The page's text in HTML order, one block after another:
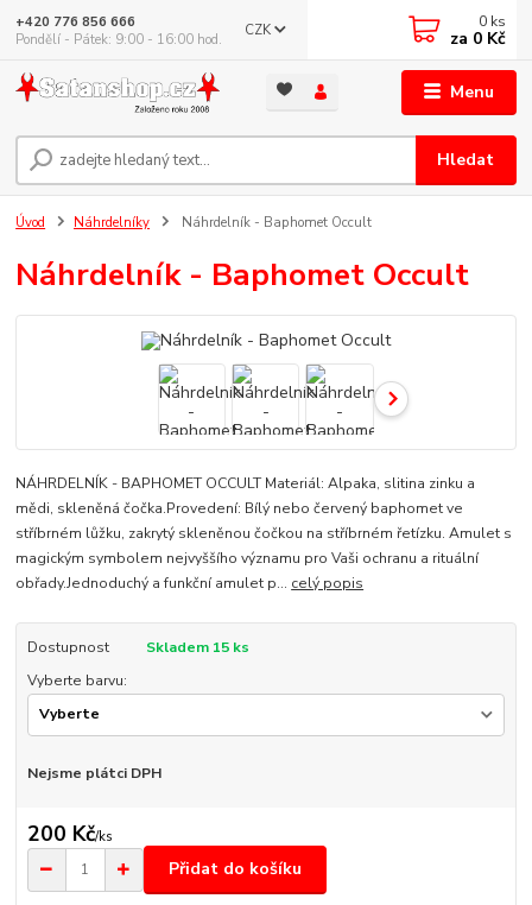
Menu
CZK
Hledat
+420 776 856 666
Pondělí - Pátek: 9:00 - 16:00 hod.
0 ks
za 0 Kč
Úvod Náhrdelníky Náhrdelník - Baphomet Occult
Náhrdelník - Baphomet Occult
NÁHRDELNÍK - BAPHOMET OCCULT Materiál: Alpaka, slitina zinku a
mědi, skleněná čočka.Provedení: Bílý nebo červený baphomet ve
stříbrném lůžku, zakrytý skleněnou čočkou na stříbrném řetízku. Amulet s
magickým symbolem nejvyššího významu pro Vaši ochranu a rituální
obřady.Jednoduchý a funkční amulet p... celý popis
Dostupnost
Skladem 15 ks
Vyberte barvu:
Nejsme plátci DPH
200 Kč/ks
Přidat do košíku